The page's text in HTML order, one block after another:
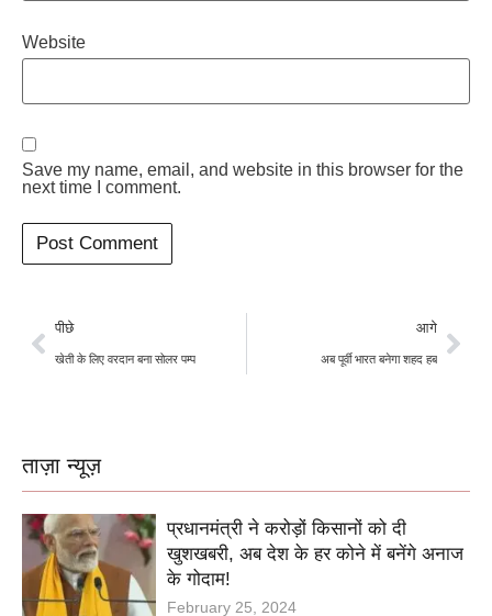
Website
Save my name, email, and website in this browser for the
next time I comment.
पीछे
खेती के लिए वरदान बना सोलर पम्प
आगे
अब पूर्वी भारत बनेगा शहद हब
ताज़ा न्यूज़
प्रधानमंत्री ने करोड़ों किसानों को दी
खुशखबरी, अब देश के हर कोने में बनेंगे अनाज
के गोदाम!
February 25, 2024